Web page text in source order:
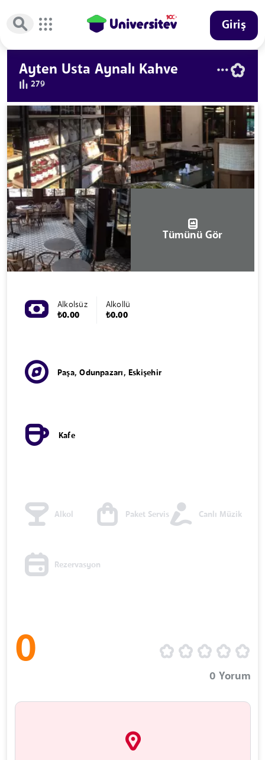
Giriş
Ayten Usta Aynalı Kahve
279
Tümünü Gör
Alkolsüz
₺0.00
Alkollü
₺0.00
Paşa, Odunpazarı, Eskişehir
Kafe
Alkol Paket Servis Canlı Müzik
Rezervasyon
0
0 Yorum